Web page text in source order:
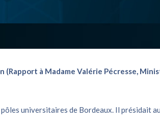
à Madame Valérie Pécresse,
universitaires de Bordeaux. Il présidait